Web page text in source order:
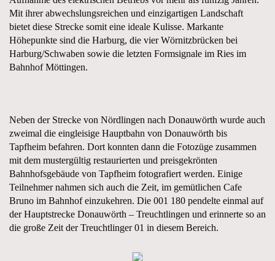
Mit ihrer abwechslungsreichen und einzigartigen Landschaft
bietet diese Strecke somit eine ideale Kulisse. Markante
Höhepunkte sind die Harburg, die vier Wörnitzbrücken bei
Harburg/Schwaben sowie die letzten Formsignale im Ries im
Bahnhof Möttingen.
Neben der Strecke von Nördlingen nach Donauwörth wurde auch
zweimal die eingleisige Hauptbahn von Donauwörth bis
Tapfheim befahren. Dort konnten dann die Fotozüge zusammen
mit dem mustergültig restaurierten und preisgekrönten
Bahnhofsgebäude von Tapfheim fotografiert werden. Einige
Teilnehmer nahmen sich auch die Zeit, im gemütlichen Cafe
Bruno im Bahnhof einzukehren. Die 001 180 pendelte einmal auf
der Hauptstrecke Donauwörth – Treuchtlingen und erinnerte so an
die große Zeit der Treuchtlinger 01 in diesem Bereich.